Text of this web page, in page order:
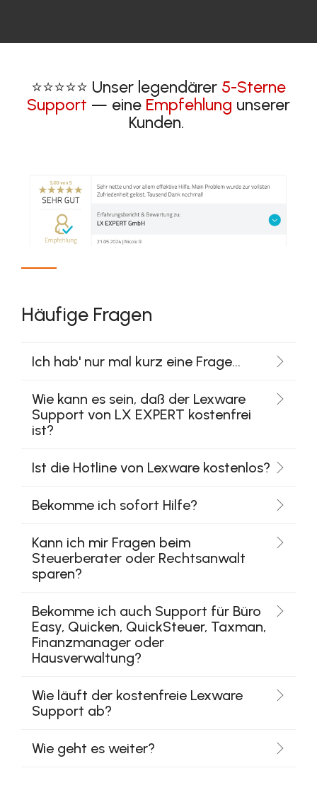
⭐⭐⭐⭐⭐ Unser legendärer 5-Sterne
Support — eine Empfehlung unserer
Kunden.
Häufige Fragen
Ich hab' nur mal kurz eine Frage...
Wie kann es sein, daß der Lexware
Support von LX EXPERT kostenfrei
Kann ich mir Fragen beim
Steuerberater oder Rechtsanwalt
sparen?
Bekomme ich auch Support für Büro
Easy, Quicken, QuickSteuer, Taxman,
Finanzmanager oder
Hausverwaltung?
Wie läuft der kostenfreie Lexware
Support ab?
Wie geht es weiter?